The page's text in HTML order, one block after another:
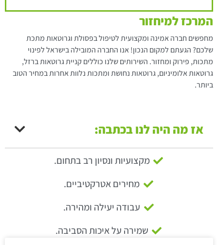
המרכז למיחזור
מחפשים חברה אמינה ומקצועית לטיפול בפסולת וגרוטאות מתכת
שלכם? הגעתם למקום הנכון! אנו החברה המובילה בישראל לפינוי
מתכות, פירוק ומחזור. השירותים שלנו כוללים קניית גרוטאות ברזל,
גרוטאות אלומיניום, גרוטאות נחושת ומתכות נלוות אחרות במחיר הטוב
ביותר.
אז מה היה לנו בכתבה:
מקצועיות ונסיון רב בתחום.
מחירים אטרקטיביים.
עבודה יעילה ומהירה.
שמירה על איכות הסביבה.